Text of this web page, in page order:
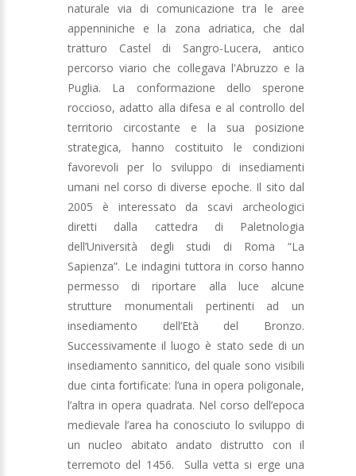
naturale via di comunicazione tra le aree
appenniniche e la zona adriatica, che dal
tratturo Castel di Sangro-Lucera, antico
percorso viario che collegava l'Abruzzo e la
Puglia. La conformazione dello sperone
roccioso, adatto alla difesa e al controllo del
territorio circostante e la sua posizione
strategica, hanno costituito le condizioni
favorevoli per lo sviluppo di insediamenti
umani nel corso di diverse epoche. Il sito dal
2005 è interessato da scavi archeologici
diretti dalla cattedra di Paletnologia
dell’Università degli studi di Roma “La
Sapienza”. Le indagini tuttora in corso hanno
permesso di riportare alla luce alcune
strutture monumentali pertinenti ad un
insediamento dell’Età del Bronzo.
Successivamente il luogo è stato sede di un
insediamento sannitico, del quale sono visibili
due cinta fortificate: l’una in opera poligonale,
l’altra in opera quadrata. Nel corso dell’epoca
medievale l’area ha conosciuto lo sviluppo di
un nucleo abitato andato distrutto con il
terremoto del 1456. Sulla vetta si erge una